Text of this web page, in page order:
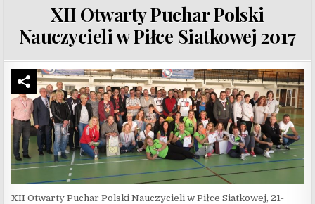
XII Otwarty Puchar Polski
Nauczycieli w Piłce Siatkowej 2017
XII Otwarty Puchar Polski Nauczycieli w Piłce Siatkowej, 21-